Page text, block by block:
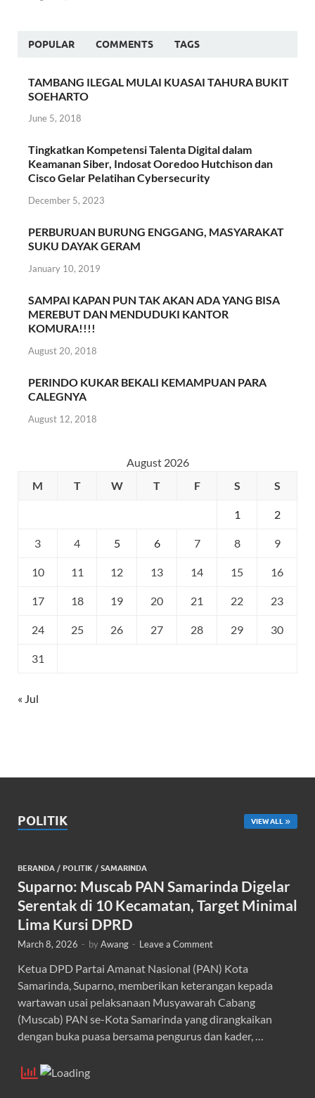
POPULAR COMMENTS TAGS
TAMBANG ILEGAL MULAI KUASAI TAHURA BUKIT
SOEHARTO
June 5, 2018
Tingkatkan Kompetensi Talenta Digital dalam
Keamanan Siber, Indosat Ooredoo Hutchison dan
Cisco Gelar Pelatihan Cybersecurity
December 5, 2023
PERBURUAN BURUNG ENGGANG, MASYARAKAT
SUKU DAYAK GERAM
January 10, 2019
SAMPAI KAPAN PUN TAK AKAN ADA YANG BISA
MEREBUT DAN MENDUDUKI KANTOR
KOMURA!!!!
August 20, 2018
PERINDO KUKAR BEKALI KEMAMPUAN PARA
CALEGNYA
August 12, 2018
August 2026
M
T W T F S S
1 2
3 4 5 6 7 8 9
10 11 12 13 14 15 16
17 18 19 20 21 22 23
24 25 26 27 28 29 30
31
« Jul
POLITIK VIEW ALL
BERANDA / POLITIK / SAMARINDA
Suparno: Muscab PAN Samarinda Digelar
Serentak di 10 Kecamatan, Target Minimal
Lima Kursi DPRD
March 8, 2026 - byAwang - Leave a Comment
Ketua DPD Partai Amanat Nasional (PAN) Kota
Samarinda, Suparno, memberikan keterangan kepada
wartawan usai pelaksanaan Musyawarah Cabang
(Muscab) PAN se-Kota Samarinda yang dirangkaikan
dengan buka puasa bersama pengurus dan kader, …